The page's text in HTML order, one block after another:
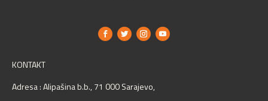
KONTAKT
Adresa : Alipašina b.b., 71 000 Sarajevo,